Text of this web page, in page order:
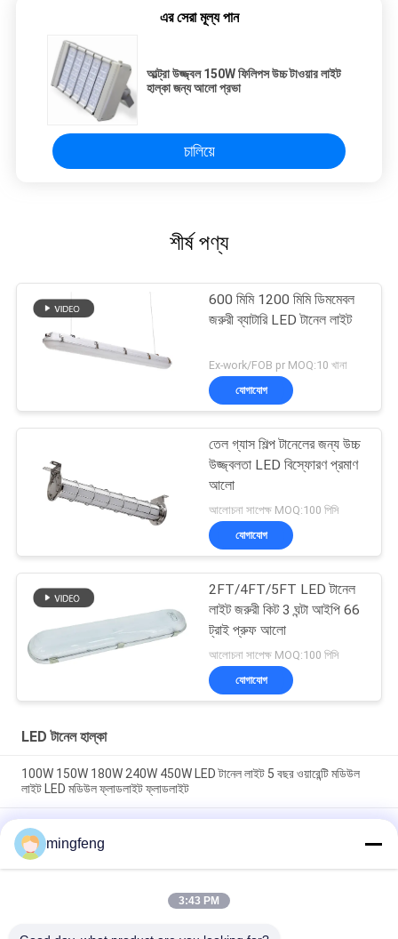
এর সেরা মূল্য পান
আল্ট্রা উজ্জ্বল 150W ফিলিপস উচ্চ টাওয়ার লাইট
হাল্কা জন্য আলো প্রভা
চালিয়ে
শীর্ষ পণ্য
600 মিমি 1200 মিমি ডিমমেবল
জরুরী ব্যাটারি LED টানেল লাইট
Ex-work/FOB pr MOQ:10 খানা
যোগাযোগ
তেল গ্যাস শিল্প টানেলের জন্য উচ্চ
উজ্জ্বলতা LED বিস্ফোরণ প্রমাণ
আলো
আলোচনা সাপেক্ষ MOQ:100 পিসি
যোগাযোগ
2FT/4FT/5FT LED টানেল
লাইট জরুরী কিট 3 ঘন্টা আইপি 66
ট্রাই প্রুফ আলো
আলোচনা সাপেক্ষ MOQ:100 পিসি
যোগাযোগ
LED টানেল হাল্কা
100W 150W 180W 240W 450W LED টানেল লাইট 5 বছর ওয়ারেন্টি মডিউল
লাইট LED মডিউল ফ্লাডলাইট ফ্লাডলাইট
40W-450W 140-150lm/W IP67 ওয়াটারপ্রুফ ডাস্টপ্রুফ LED সাবওয়ে লাইট
LED ভূগর্ভস্থ পাস লাইট
mingfeng
3:43 PM